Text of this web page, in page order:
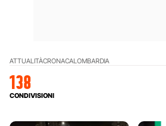
ATTUALITÀCRONACALOMBARDIA
138
CONDIVISIONI